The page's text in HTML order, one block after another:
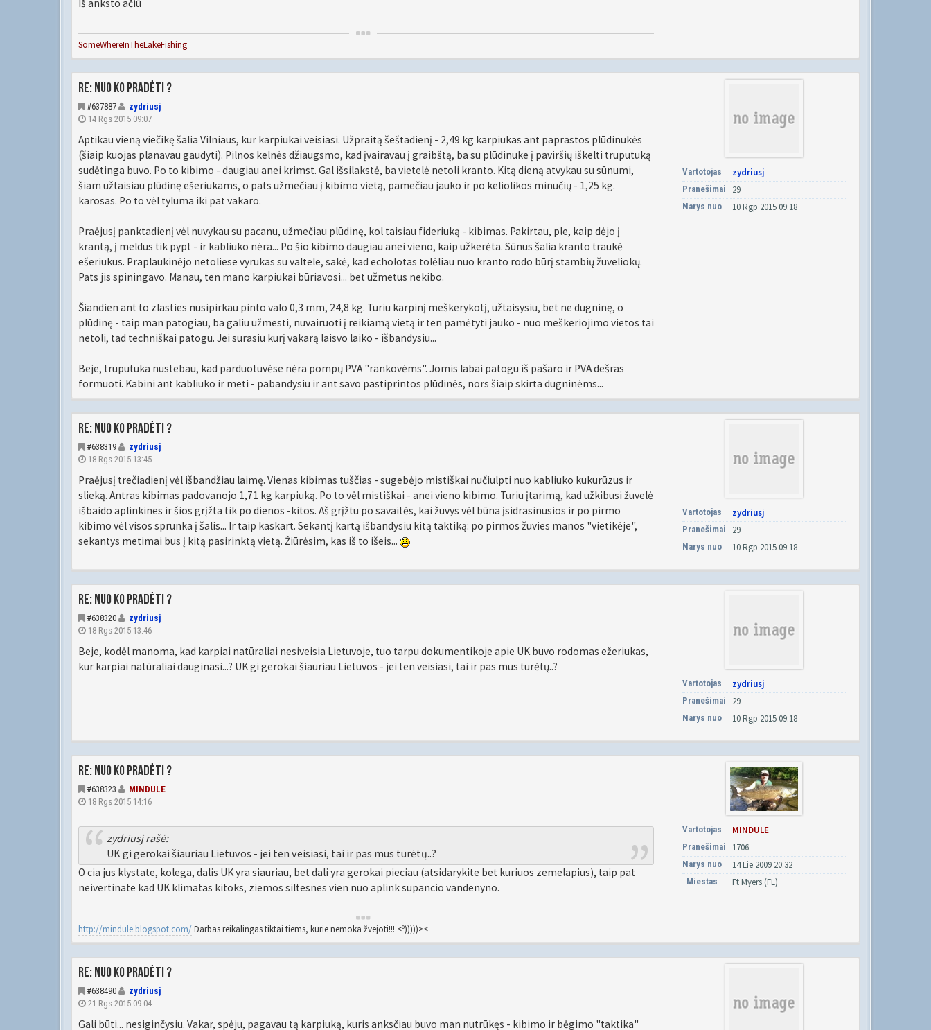
Iš anksto ačiū
SomeWhereInTheLakeFishing
Re: Nuo ko pradėti ?
#637887
zydriusj
14 Rgs 2015 09:07
Aptikau vieną viečikę šalia Vilniaus, kur karpiukai veisiasi. Užpraitą šeštadienį - 2,49 kg karpiukas ant paprastos plūdinukės
(šiaip kuojas planavau gaudyti). Pilnos kelnės džiaugsmo, kad įvairavau į graibštą, ba su plūdinuke į paviršių iškelti truputuką
sudėtinga buvo. Po to kibimo - daugiau anei krimst. Gal išsilakstė, ba vietelė netoli kranto. Kitą dieną atvykau su sūnumi,
šiam užtaisiau plūdinę ešeriukams, o pats užmečiau į kibimo vietą, pamečiau jauko ir po keliolikos minučių - 1,25 kg.
karosas. Po to vėl tyluma iki pat vakaro.
Praėjusį panktadienį vėl nuvykau su pacanu, užmečiau plūdinę, kol taisiau fideriuką - kibimas. Pakirtau, ple, kaip dėjo į
krantą, į meldus tik pypt - ir kabliuko nėra... Po šio kibimo daugiau anei vieno, kaip užkerėta. Sūnus šalia kranto traukė
ešeriukus. Praplaukinėjo netoliese vyrukas su valtele, sakė, kad echolotas tolėliau nuo kranto rodo būrį stambių žuveliokų.
Pats jis spiningavo. Manau, ten mano karpiukai būriavosi... bet užmetus nekibo.
Šiandien ant to zlasties nusipirkau pinto valo 0,3 mm, 24,8 kg. Turiu karpinį meškerykotį, užtaisysiu, bet ne dugninę, o
plūdinę - taip man patogiau, ba galiu užmesti, nuvairuoti į reikiamą vietą ir ten pamėtyti jauko - nuo meškeriojimo vietos tai
netoli, tad techniškai patogu. Jei surasiu kurį vakarą laisvo laiko - išbandysiu...
Beje, truputuka nustebau, kad parduotuvėse nėra pompų PVA "rankovėms". Jomis labai patogu iš pašaro ir PVA dešras
formuoti. Kabini ant kabliuko ir meti - pabandysiu ir ant savo pastiprintos plūdinės, nors šiaip skirta dugninėms...
Vartotojas zydriusj
Pranešimai 29
Narys nuo 10 Rgp 2015 09:18
Re: Nuo ko pradėti ?
#638319
zydriusj
18 Rgs 2015 13:45
Praėjusį trečiadienį vėl išbandžiau laimę. Vienas kibimas tuščias - sugebėjo mistiškai nučiulpti nuo kabliuko kukurūzus ir
slieką. Antras kibimas padovanojo 1,71 kg karpiuką. Po to vėl mistiškai - anei vieno kibimo. Turiu įtarimą, kad užkibusi žuvelė
išbaido aplinkines ir šios grįžta tik po dienos -kitos. Aš grįžtu po savaitės, kai žuvys vėl būna įsidrasinusios ir po pirmo
kibimo vėl visos sprunka į šalis... Ir taip kaskart. Sekantį kartą išbandysiu kitą taktiką: po pirmos žuvies manos "vietikėje",
sekantys metimai bus į kitą pasirinktą vietą. Žiūrėsim, kas iš to išeis...
Vartotojas zydriusj
Pranešimai 29
Narys nuo 10 Rgp 2015 09:18
Re: Nuo ko pradėti ?
#638320
zydriusj
18 Rgs 2015 13:46
Beje, kodėl manoma, kad karpiai natūraliai nesiveisia Lietuvoje, tuo tarpu dokumentikoje apie UK buvo rodomas ežeriukas,
kur karpiai natūraliai dauginasi...? UK gi gerokai šiauriau Lietuvos - jei ten veisiasi, tai ir pas mus turėtų..?
Vartotojas zydriusj
Pranešimai 29
Narys nuo 10 Rgp 2015 09:18
Re: Nuo ko pradėti ?
#638323
MINDULE
18 Rgs 2015 14:16
zydriusj rašė:
UK gi gerokai šiauriau Lietuvos - jei ten veisiasi, tai ir pas mus turėtų..?
O cia jus klystate, kolega, dalis UK yra siauriau, bet dali yra gerokai pieciau (atsidarykite bet kuriuos zemelapius), taip pat
neivertinate kad UK klimatas kitoks, ziemos siltesnes vien nuo aplink supancio vandenyno.
http://mindule.blogspot.com/Darbas reikalingas tiktai tiems, kurie nemoka žvejoti!!! <º)))))><
Vartotojas MINDULE
Pranešimai 1706
Narys nuo 14 Lie 2009 20:32
Miestas Ft Myers (FL)
Re: Nuo ko pradėti ?
#638490
zydriusj
21 Rgs 2015 09:04
Gali būti... nesiginčysiu. Vakar, spėju, pagavau tą karpiuką, kuris anksčiau buvo man nutrūkęs - kibimo ir bėgimo "taktika"